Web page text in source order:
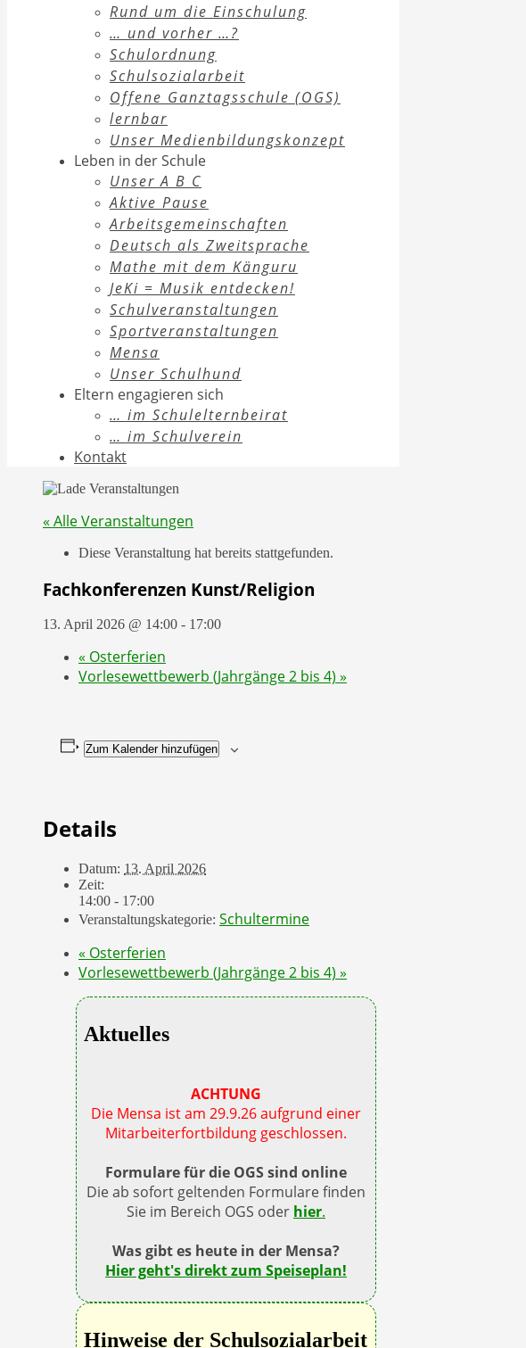
Rund um die Einschulung
… und vorher …?
Schulordnung
Schulsozialarbeit
Offene Ganztagsschule (OGS)
lernbar
Unser Medienbildungskonzept
Leben in der Schule
Unser A B C
Aktive Pause
Arbeitsgemeinschaften
Deutsch als Zweitsprache
Mathe mit dem Känguru
JeKi = Musik entdecken!
Schulveranstaltungen
Sportveranstaltungen
Mensa
Unser Schulhund
Eltern engagieren sich
… im Schulelternbeirat
… im Schulverein
Kontakt
« Alle Veranstaltungen
Diese Veranstaltung hat bereits stattgefunden.
Fachkonferenzen Kunst/Religion
13. April 2026 @ 14:00 - 17:00
« Osterferien
Vorlesewettbewerb (Jahrgänge 2 bis 4) »
Zum Kalender hinzufügen
Details
Datum: 13. April 2026
Zeit:
14:00 - 17:00
Veranstaltungskategorie: Schultermine
« Osterferien
Vorlesewettbewerb (Jahrgänge 2 bis 4) »
Aktuelles
ACHTUNG
Die Mensa ist am 29.9.26 aufgrund einer
Mitarbeiterfortbildung geschlossen.
Formulare für die OGS sind online
Die ab sofort geltenden Formulare finden
Sie im Bereich OGS oder hier.
Was gibt es heute in der Mensa?
Hier geht's direkt zum Speiseplan!
Hinweise der Schulsozialarbeit